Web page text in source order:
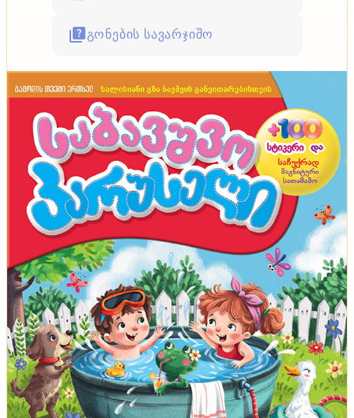
რჩევები მოუცლელი მებაღეებისთვის - მცენარე რომ
გადარჩეს და მისმა მოვლამ ბევრი დრო არ
წაგართვათ
მასტერკლასი
რითი შეიძლება ჩაანაცვლოთ ნაძვის ხე, თუ ბინაში
ადგილი არ გაქვთ
გონების სავარჯიშო